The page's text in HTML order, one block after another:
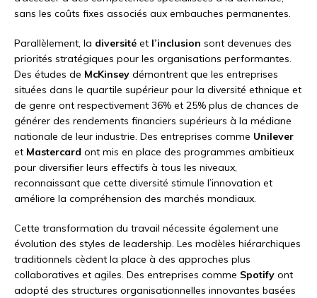
sans les coûts fixes associés aux embauches permanentes.
Parallèlement, la diversité et l’inclusion sont devenues des
priorités stratégiques pour les organisations performantes.
Des études de McKinsey démontrent que les entreprises
situées dans le quartile supérieur pour la diversité ethnique et
de genre ont respectivement 36% et 25% plus de chances de
générer des rendements financiers supérieurs à la médiane
nationale de leur industrie. Des entreprises comme Unilever
et Mastercard ont mis en place des programmes ambitieux
pour diversifier leurs effectifs à tous les niveaux,
reconnaissant que cette diversité stimule l’innovation et
améliore la compréhension des marchés mondiaux.
Cette transformation du travail nécessite également une
évolution des styles de leadership. Les modèles hiérarchiques
traditionnels cèdent la place à des approches plus
collaboratives et agiles. Des entreprises comme Spotify ont
adopté des structures organisationnelles innovantes basées